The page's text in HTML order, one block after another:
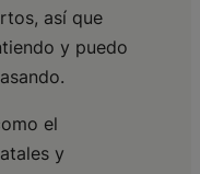
así que
y puedo
el
y